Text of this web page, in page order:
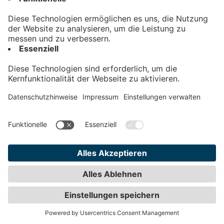
Kontakt
Impressum
Teilnahmebedingungen
Privatsphäre